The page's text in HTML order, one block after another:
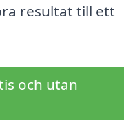
resultat till ett
och utan